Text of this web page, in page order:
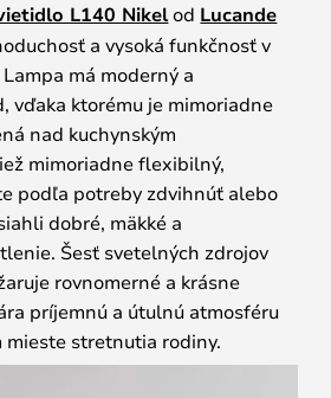
L140 Nikelod Lucande
a vysoká funkčnosť v
má moderný a
vďaka ktorému je mimoriadne
nad kuchynským
mimoriadne flexibilný,
podľa potreby zdvihnúť alebo
dobré, mäkké a
Šesť svetelných zdrojov
rovnomerné a krásne
príjemnú a útulnú atmosféru
mieste stretnutia rodiny.